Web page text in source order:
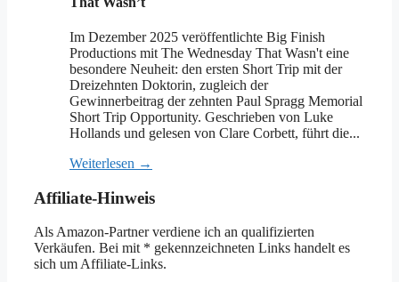
Im Dezember 2025 veröffentlichte Big Finish
Productions mit The Wednesday That Wasn't eine
besondere Neuheit: den ersten Short Trip mit der
Dreizehnten Doktorin, zugleich der
Gewinnerbeitrag der zehnten Paul Spragg Memorial
Short Trip Opportunity. Geschrieben von Luke
Hollands und gelesen von Clare Corbett, führt die...
Weiterlesen →
Affiliate-Hinweis
Als Amazon-Partner verdiene ich an qualifizierten
Verkäufen. Bei mit * gekennzeichneten Links handelt es
sich um Affiliate-Links.